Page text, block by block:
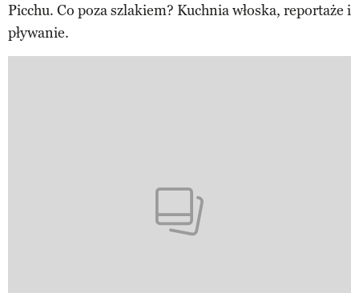
Picchu. Co poza szlakiem? Kuchnia włoska, reportaże i
pływanie.